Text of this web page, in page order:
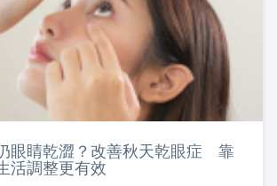
眼睛乾澀？改善秋天乾眼症 靠
活調整更有效